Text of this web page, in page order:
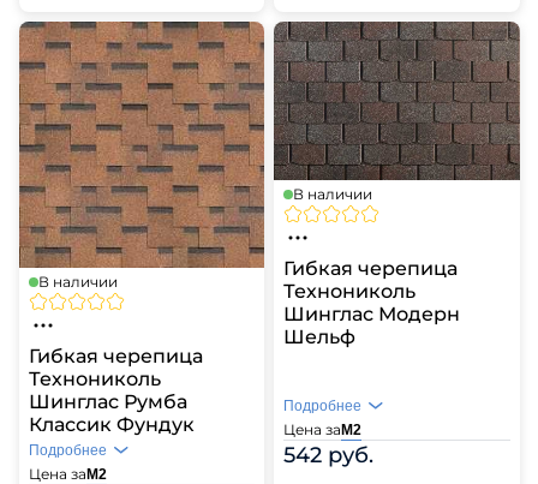
В наличии
Гибкая черепица
Технониколь
Шинглас Румба
Классик Фундук
Цена заМ2
Подробнее
В наличии
Гибкая черепица
Технониколь
Шинглас Модерн
Шельф
Цена заМ2
542 руб.
Подробнее